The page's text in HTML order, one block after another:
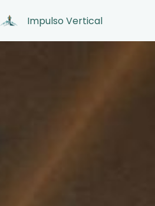
Impulso Vertical